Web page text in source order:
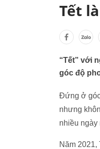
Tết
“Tết” với
góc độ
Đứng ở
nhưng
nhiều ngày
Năm 2021,